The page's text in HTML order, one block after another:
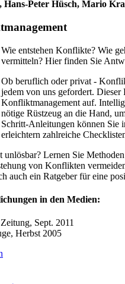
Peter Hüsch, Mario
Wie entstehen Konflikte? Wie
vermitteln? Hier finden Sie
Ob beruflich oder privat -
jedem von uns gefordert. Dieser
Konfliktmanagement auf.
nötige Rüstzeug an die Hand,
Schritt-Anleitungen können Sie
erleichtern zahlreiche
Lernen Sie
von Konflikten
auch ein Ratgeber für eine
in den Medien:
Sept. 2011
Herbst 2005